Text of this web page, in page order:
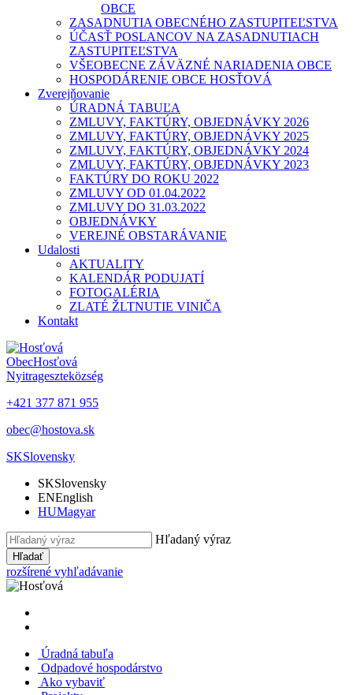
OBCE
ZASADNUTIA OBECNÉHO ZASTUPITEĽSTVA
ÚČASŤ POSLANCOV NA ZASADNUTIACH
ZASTUPITEĽSTVA
VŠEOBECNE ZÁVÄZNÉ NARIADENIA OBCE
HOSPODÁRENIE OBCE HOSŤOVÁ
Zverejňovanie
ÚRADNÁ TABUĽA
ZMLUVY, FAKTÚRY, OBJEDNÁVKY 2026
ZMLUVY, FAKTÚRY, OBJEDNÁVKY 2025
ZMLUVY, FAKTÚRY, OBJEDNÁVKY 2024
ZMLUVY, FAKTÚRY, OBJEDNÁVKY 2023
FAKTÚRY DO ROKU 2022
ZMLUVY OD 01.04.2022
ZMLUVY DO 31.03.2022
OBJEDNÁVKY
VEREJNÉ OBSTARÁVANIE
Udalosti
AKTUALITY
KALENDÁR PODUJATÍ
FOTOGALÉRIA
ZLATÉ ŽLTNUTIE VINIČA
Kontakt
ObecHosťová
Nyitrageszteközség
+421 377 871 955
obec@hostova.sk
SKSlovensky
SKSlovensky
ENEnglish
HUMagyar
Hľadaný výraz
Hľadať
rozšírené vyhľadávanie
Úradná tabuľa
Odpadové hospodárstvo
Ako vybaviť